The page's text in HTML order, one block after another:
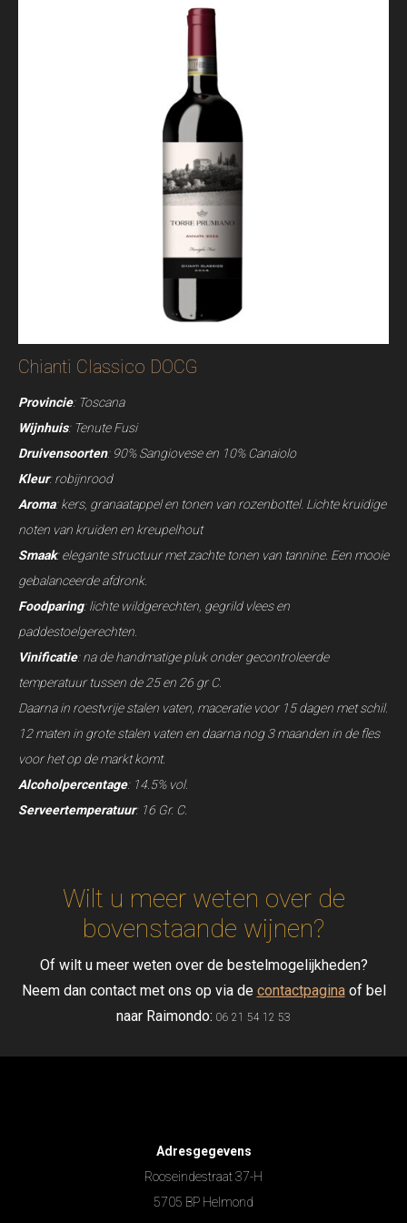
Chianti Classico DOCG
Provincie: Toscana
Wijnhuis: Tenute Fusi
Druivensoorten: 90% Sangiovese en 10% Canaiolo
Kleur: robijnrood
Aroma: kers, granaatappel en tonen van rozenbottel. Lichte kruidige
noten van kruiden en kreupelhout
Smaak: elegante structuur met zachte tonen van tannine. Een mooie
gebalanceerde afdronk.
Foodparing: lichte wildgerechten, gegrild vlees en
paddestoelgerechten.
Vinificatie: na de handmatige pluk onder gecontroleerde
temperatuur tussen de 25 en 26 gr C.
Daarna in roestvrije stalen vaten, maceratie voor 15 dagen met schil.
12 maten in grote stalen vaten en daarna nog 3 maanden in de fles
voor het op de markt komt.
Alcoholpercentage: 14.5% vol.
Serveertemperatuur: 16 Gr. C.
Wilt u meer weten over de
bovenstaande wijnen?
Of wilt u meer weten over de bestelmogelijkheden?
Neem dan contact met ons op via de contactpaginaof bel
naar Raimondo: 06 21 54 12 53
Adresgegevens
Rooseindestraat 37-H
5705 BP Helmond